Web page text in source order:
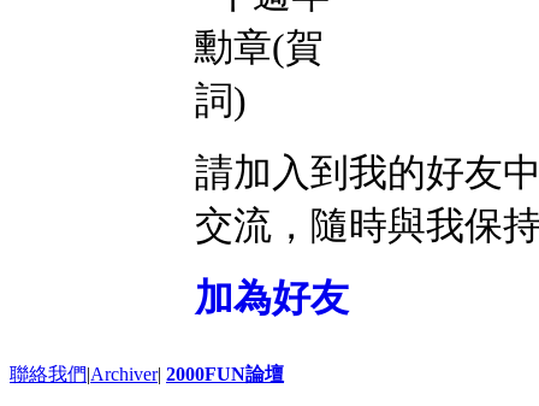
請加入到我的好友
交流，隨時與我保
加為好友
聯絡我們|Archiver| 2000FUN論壇